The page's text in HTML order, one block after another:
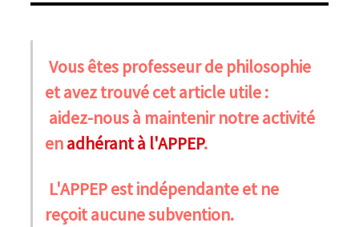
Vous êtes professeur de philosophie
et avez trouvé cet article utile :
aidez-nous à maintenir notre activité
enadhérant à l'APPEP.
L'APPEP est indépendante et ne
reçoit aucune subvention.